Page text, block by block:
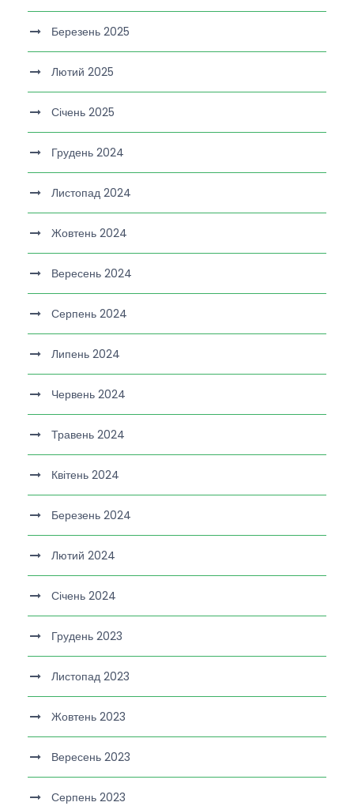
Березень 2025
Лютий 2025
Січень 2025
Грудень 2024
Листопад 2024
Жовтень 2024
Вересень 2024
Серпень 2024
Липень 2024
Червень 2024
Травень 2024
Квітень 2024
Березень 2024
Лютий 2024
Січень 2024
Грудень 2023
Листопад 2023
Жовтень 2023
Вересень 2023
Серпень 2023